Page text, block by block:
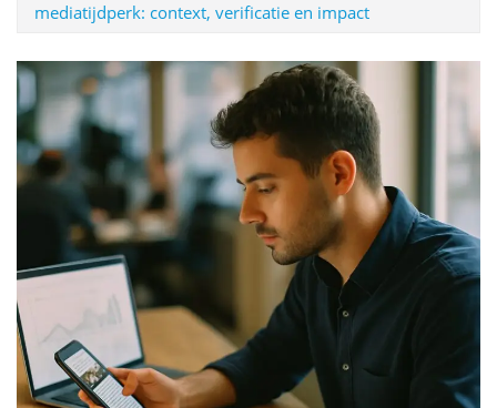
mediatijdperk: context, verificatie en impact